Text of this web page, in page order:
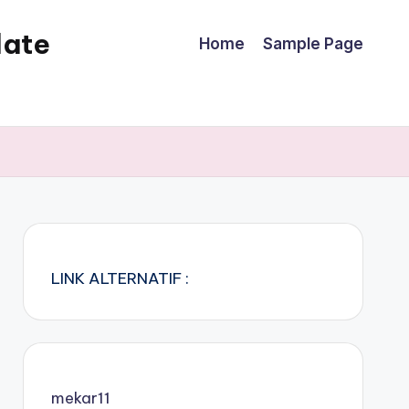
Home Sample Page
LINK ALTERNATIF :
mekar11